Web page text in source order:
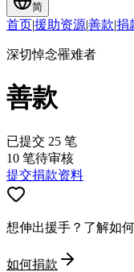
简
首页|援助资源|善款|捐
深切悼念罹难者
善款
已提交 25 笔
10 笔待审核
提交捐款资料
想伸出援手？了解如
如何捐款